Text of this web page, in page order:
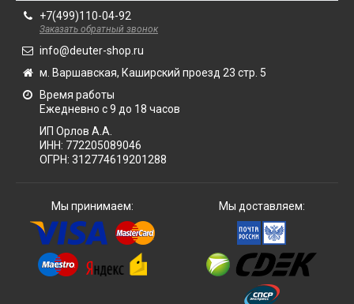
+7(499)110-04-92
Заказать обратный звонок
info@deuter-shop.ru
м. Варшавская, Каширский проезд 23 стр. 5
Время работы
Ежедневно с 9 до 18 часов
ИП Орлов А.А.
ИНН: 772205089046
ОГРН: 312774619201288
Мы принимаем: Мы доставляем: